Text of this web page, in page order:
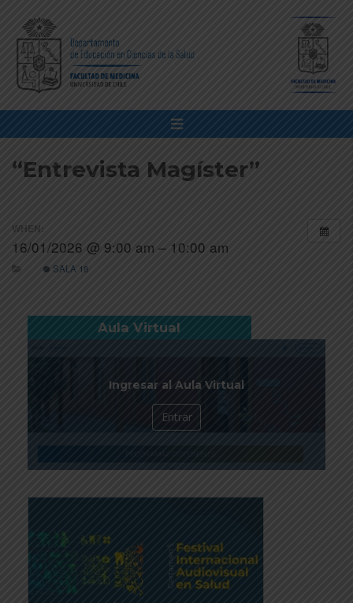
“Entrevista Magíster”
WHEN:
16/01/2026 @ 9:00 am – 10:00 am
SALA 18
Aula Virtual
Ingresar al Aula Virtual
Entrar